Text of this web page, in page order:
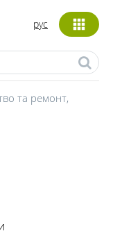
рус
та ремонт,